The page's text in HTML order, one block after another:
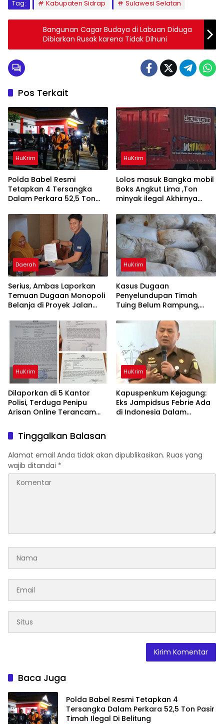
Tag: Kabupaten Sidrap Sulawesi Selatan
Bangunan Cagar Budaya di Labuan Diduga
Dibiarkan Rusak karena Tidak Dihuni
Pos Terkait
HuKrim
Polda Babel Resmi
Tetapkan 4 Tersangka
Dalam Perkara 52,5 Ton
Belitung
HuKrim
Lolos masuk Bangka mobil
Boks Angkut Lima ,Ton
minyak ilegal Akhirnya
Daerah
Serius, Ambas Laporkan
‎Temuan Dugaan Monopoli
Belanja di Proyek Jalan
HuKrim
Kasus Dugaan
Penyelundupan Timah
Tuing Belum Rampung,
Dalam Informasi
HuKrim
Dilaporkan di 5 Kantor
Polisi, Terduga Penipu
Arisan Online Terancam
denda Rp.500 Juta
HuKrim
Kapuspenkum Kejagung:
Eks Jampidsus Febrie Ada
di Indonesia Dalam
Tinggalkan Balasan
Alamat email Anda tidak akan dipublikasikan. Ruas yang
wajib ditandai *
Baca Juga
Polda Babel Resmi Tetapkan 4
Tersangka Dalam Perkara 52,5 Ton Pasir
Timah Ilegal Di Belitung